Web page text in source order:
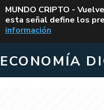
MUNDO CRIPTO -
esta señal define los
información
ECONOMÍA